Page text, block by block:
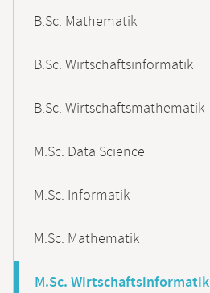
B.Sc. Mathematik
B.Sc. Wirtschaftsinformatik
B.Sc. Wirtschaftsmathematik
M.Sc. Data Science
M.Sc. Informatik
M.Sc. Mathematik
M.Sc. Wirtschaftsinformatik